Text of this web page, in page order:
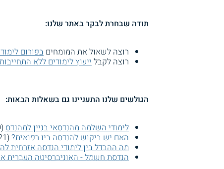
תודה שבחרת לבקר באתר שלנו:
רוצה לשאול את המומחיםבפורום
רוצה לקבל ייעוץ לימודים ללא
הגולשים שלנו התעניינו גם בשאלות הבאות:
לימודי השלמה מהנדסאי בניין למהנדס (16309 צפיות)
האם יש ביקוש להנדסה ביו רפואית?(16021 צפיות)
מה ההבדל בין לימודי הנדסה אזרחית
הנדסת חשמל - האוניברסיטה העברית